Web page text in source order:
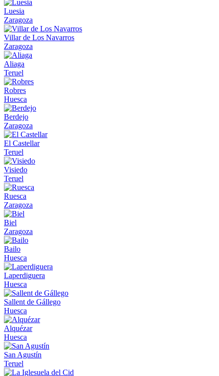
Luesia
Zaragoza
Villar de Los Navarros
Zaragoza
Aliaga
Teruel
Robres
Huesca
Berdejo
Zaragoza
El Castellar
Teruel
Visiedo
Teruel
Ruesca
Zaragoza
Biel
Zaragoza
Bailo
Huesca
Laperdiguera
Huesca
Sallent de Gállego
Huesca
Alquézar
Huesca
San Agustín
Teruel